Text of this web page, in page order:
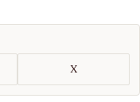
X